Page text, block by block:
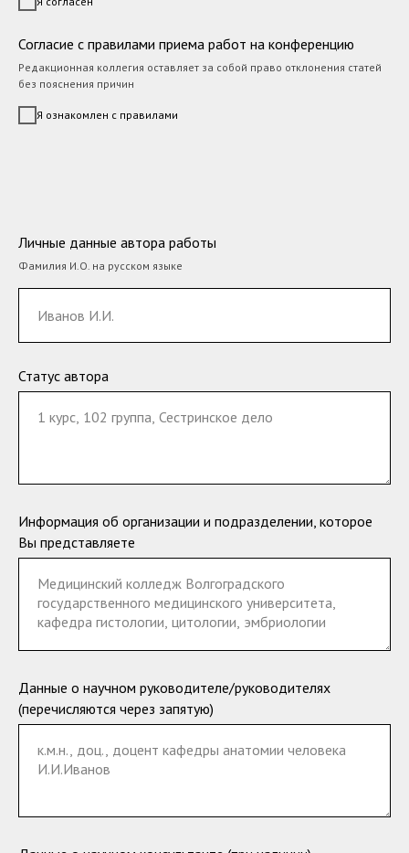
Согласие с правилами приема работ на конференцию
Редакционная коллегия оставляет за собой право отклонения статей
без пояснения причин
Я ознакомлен с правилами
Личные данные автора работы
Фамилия И.О. на русском языке
Статус автора
Информация об организации и подразделении, которое
Вы представляете
Данные о научном руководителе/руководителях
(перечисляются через запятую)